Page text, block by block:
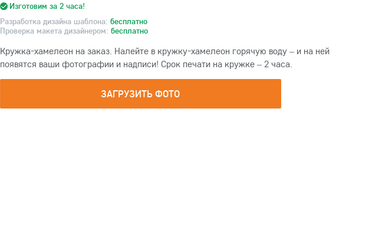
Изготовим за 2 часа!
Разработка дизайна шаблона: бесплатно
Проверка макета дизайнером: бесплатно
Кружка-хамелеон на заказ. Налейте в кружку-хамелеон горячую воду – и на ней
появятся ваши фотографии и надписи! Срок печати на кружке – 2 часа.
ЗАГРУЗИТЬ ФОТО